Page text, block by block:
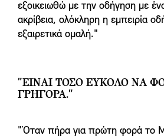
εξοικειωθώ με την οδήγηση με
ακρίβεια, ολόκληρη η εμπειρία
εξαιρετικά ομαλή."
"ΕΊΝΑΙ ΤΌΣΟ ΕΎΚΟΛΟ ΝΑ
ΓΡΉΓΟΡΑ."
"Όταν πήρα για πρώτη φορά το